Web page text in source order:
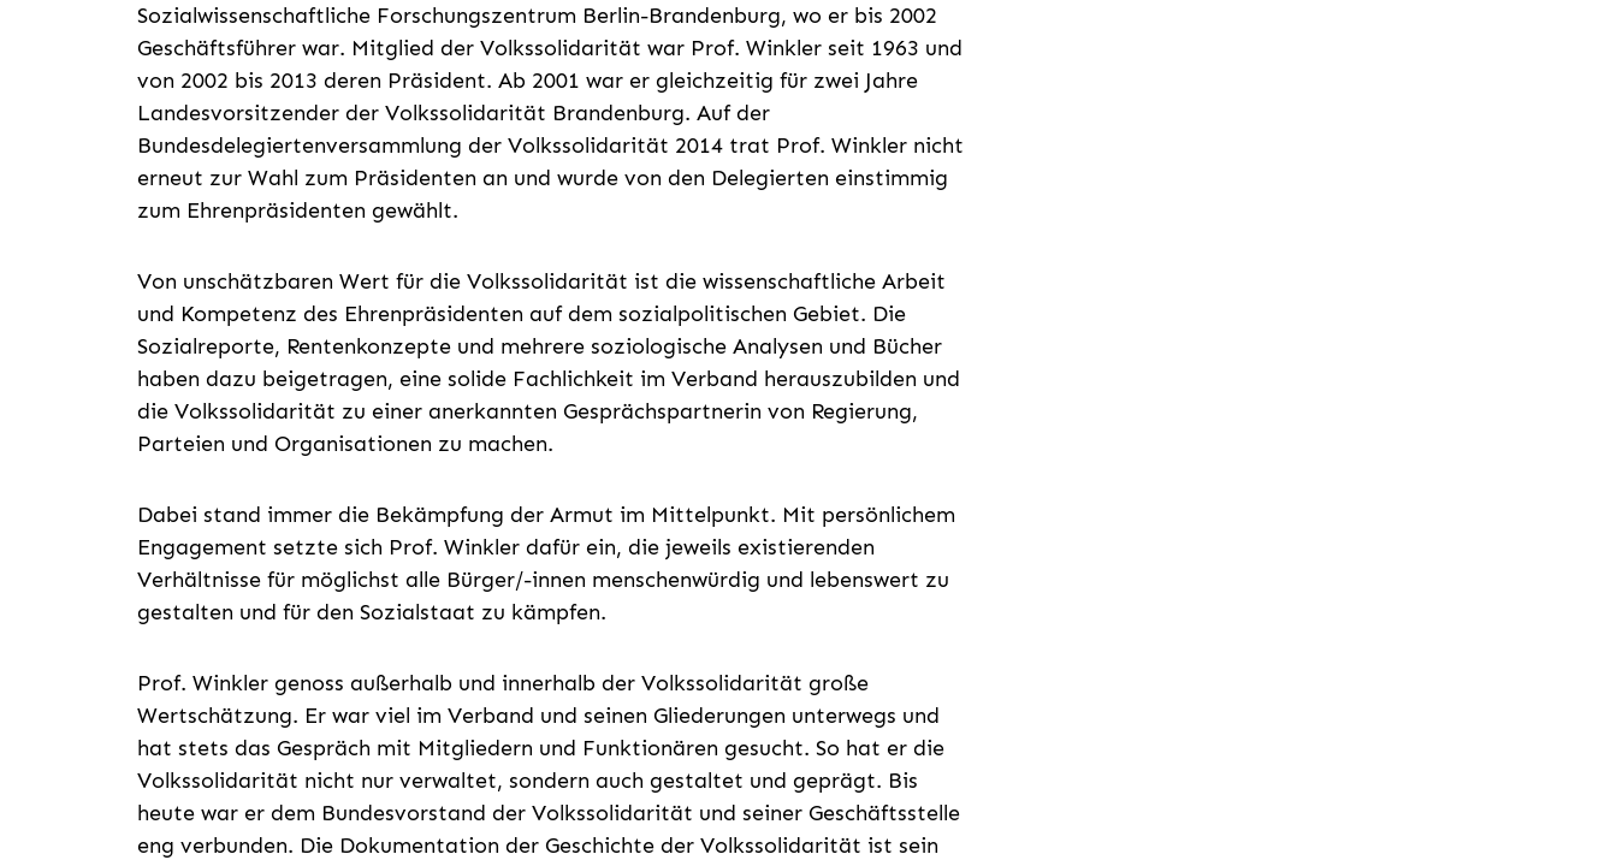
Sozialwissenschaftliche Forschungszentrum Berlin-Brandenburg, wo er bis 2002
Geschäftsführer war. Mitglied der Volkssolidarität war Prof. Winkler seit 1963 und
von 2002 bis 2013 deren Präsident. Ab 2001 war er gleichzeitig für zwei Jahre
Landesvorsitzender der Volkssolidarität Brandenburg. Auf der
Bundesdelegiertenversammlung der Volkssolidarität 2014 trat Prof. Winkler nicht
erneut zur Wahl zum Präsidenten an und wurde von den Delegierten einstimmig
zum Ehrenpräsidenten gewählt.
Von unschätzbaren Wert für die Volkssolidarität ist die wissenschaftliche Arbeit
und Kompetenz des Ehrenpräsidenten auf dem sozialpolitischen Gebiet. Die
Sozialreporte, Rentenkonzepte und mehrere soziologische Analysen und Bücher
haben dazu beigetragen, eine solide Fachlichkeit im Verband herauszubilden und
die Volkssolidarität zu einer anerkannten Gesprächspartnerin von Regierung,
Parteien und Organisationen zu machen.
Dabei stand immer die Bekämpfung der Armut im Mittelpunkt. Mit persönlichem
Engagement setzte sich Prof. Winkler dafür ein, die jeweils existierenden
Verhältnisse für möglichst alle Bürger/-innen menschenwürdig und lebenswert zu
gestalten und für den Sozialstaat zu kämpfen.
Prof. Winkler genoss außerhalb und innerhalb der Volkssolidarität große
Wertschätzung. Er war viel im Verband und seinen Gliederungen unterwegs und
hat stets das Gespräch mit Mitgliedern und Funktionären gesucht. So hat er die
Volkssolidarität nicht nur verwaltet, sondern auch gestaltet und geprägt. Bis
heute war er dem Bundesvorstand der Volkssolidarität und seiner Geschäftsstelle
eng verbunden. Die Dokumentation der Geschichte der Volkssolidarität ist sein